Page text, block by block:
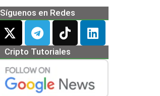
Síguenos en Redes
Cripto Tutoriales